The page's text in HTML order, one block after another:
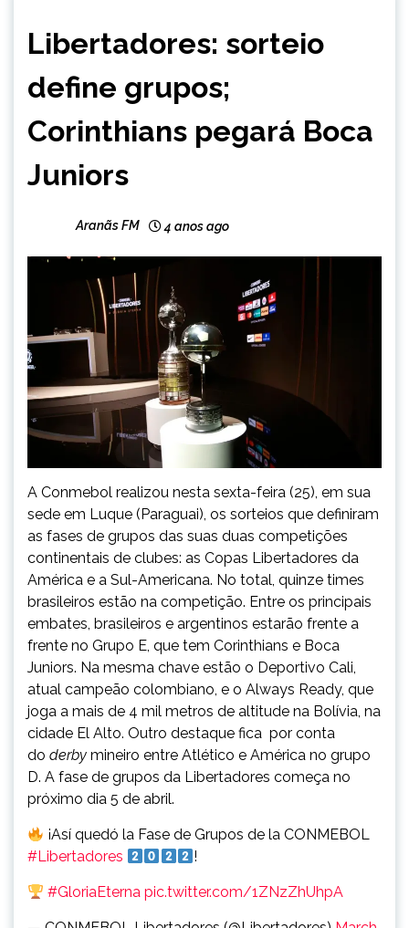
NOTÍCIAS
Libertadores: sorteio
define grupos;
Corinthians pegará Boca
Juniors
Aranãs FM 4 anos ago
A Conmebol realizou nesta sexta-feira (25), em sua
sede em Luque (Paraguai), os sorteios que definiram
as fases de grupos das suas duas competições
continentais de clubes: as Copas Libertadores da
América e a Sul-Americana. No total, quinze times
brasileiros estão na competição. Entre os principais
embates, brasileiros e argentinos estarão frente a
frente no Grupo E, que tem Corinthians e Boca
Juniors. Na mesma chave estão o Deportivo Cali,
atual campeão colombiano, e o Always Ready, que
joga a mais de 4 mil metros de altitude na Bolívia, na
cidade El Alto. Outro destaque fica por conta
do derby mineiro entre Atlético e América no grupo
D. A fase de grupos da Libertadores começa no
próximo dia 5 de abril.
¡Así quedó la Fase de Grupos de la CONMEBOL
#Libertadores
!
#GloriaEterna pic.twitter.com/1ZNzZhUhpA